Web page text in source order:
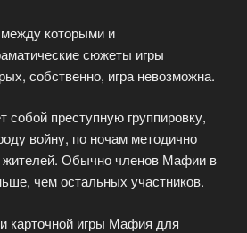
между которыми и
сюжеты игры
собственно, игра невозможна.
преступную группировку,
войну, по ночам методично
Обычно членов Мафии в
чем остальных участников.
игры Мафия для